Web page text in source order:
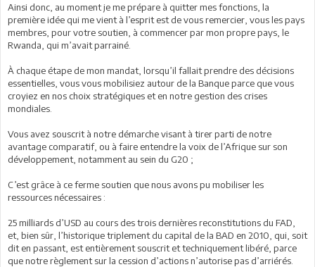
Ainsi donc, au moment je me prépare à quitter mes fonctions, la
première idée qui me vient à l’esprit est de vous remercier, vous les pays
membres, pour votre soutien, à commencer par mon propre pays, le
Rwanda, qui m’avait parrainé.
À chaque étape de mon mandat, lorsqu’il fallait prendre des décisions
essentielles, vous vous mobilisiez autour de la Banque parce que vous
croyiez en nos choix stratégiques et en notre gestion des crises
mondiales.
Vous avez souscrit à notre démarche visant à tirer parti de notre
avantage comparatif, ou à faire entendre la voix de l’Afrique sur son
développement, notamment au sein du G20 ;
C’est grâce à ce ferme soutien que nous avons pu mobiliser les
ressources nécessaires :
25 milliards d’USD au cours des trois dernières reconstitutions du FAD,
et, bien sûr, l’historique triplement du capital de la BAD en 2010, qui, soit
dit en passant, est entièrement souscrit et techniquement libéré, parce
que notre règlement sur la cession d’actions n’autorise pas d’arriérés.